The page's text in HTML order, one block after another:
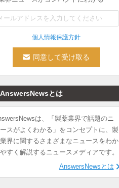
個人情報保護方針
AnswersNewsとは
は、「製薬業界で話題のニ
スがよくわかる」をコンセプトに、製
界に関するさまざまなニュースをわか
すく解説するニュースメディアです。
AnswersNewsとは